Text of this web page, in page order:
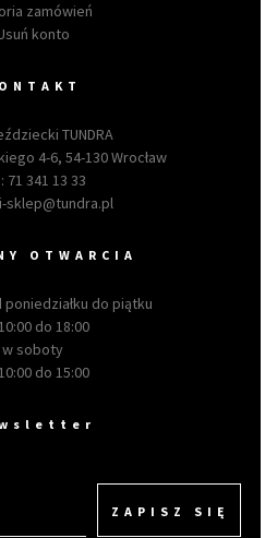
zamówień
konto
TUNDRA
4-6, 54-130 Wrocław
71 341 13 33
i-sklep@tundra.pl
OTWARCIA
poniedziałku do piątku
do 18:00
w soboty
do 15:00
ZAPISZ SIĘ